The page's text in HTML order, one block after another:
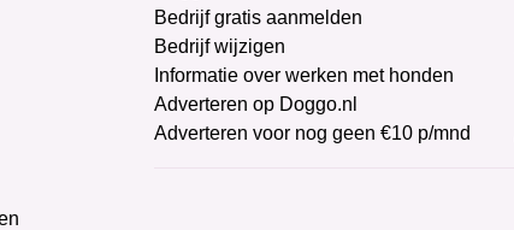
Bedrijf gratis aanmelden
Bedrijf wijzigen
Informatie over werken met honden
Adverteren op Doggo.nl
Adverteren voor nog geen €10 p/mnd